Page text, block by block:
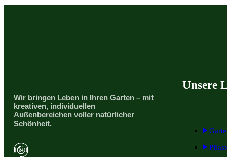
Wir bringen Leben in Ihren Garten – mit
kreativen, individuellen
Außenbereichen voller natürlicher
Schönheit.
Unsere